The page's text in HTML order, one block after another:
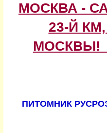
МОСКВА -
23-Й
МОСКВЫ!
ПИТОМНИК